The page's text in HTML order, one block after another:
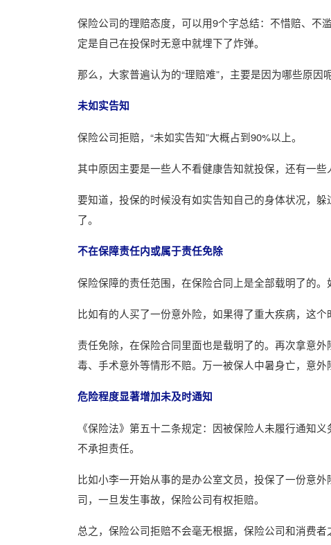
保险公司的理赔态度，可以用9个字总结：不惜赔、不
定是自己在投保时无意中就埋下了炸弹。
那么，大家普遍认为的“理赔难”，主要是因为哪些原因
未如实告知
保险公司拒赔，“未如实告知”大概占到90%以上。
其中原因主要是一些人不看健康告知就投保，还有一些
要知道，投保的时候没有如实告知自己的身体状况，
了。
不在保障责任内或属于责任免除
保险保障的责任范围，在保险合同上是全部载明了的。
比如有的人买了一份意外险，如果得了重大疾病，这
责任免除，在保险合同里面也是载明了的。再次拿意
毒、手术意外等情形不赔。万一被保人中暑身亡，意外
危险程度显著增加未及时通知
《保险法》第五十二条规定：因被保险人未履行通知
不承担责任。
比如小李一开始从事的是办公室文员，投保了一份意
司，一旦发生事故，保险公司有权拒赔。
总之，保险公司拒赔不会毫无根据，保险公司和消费